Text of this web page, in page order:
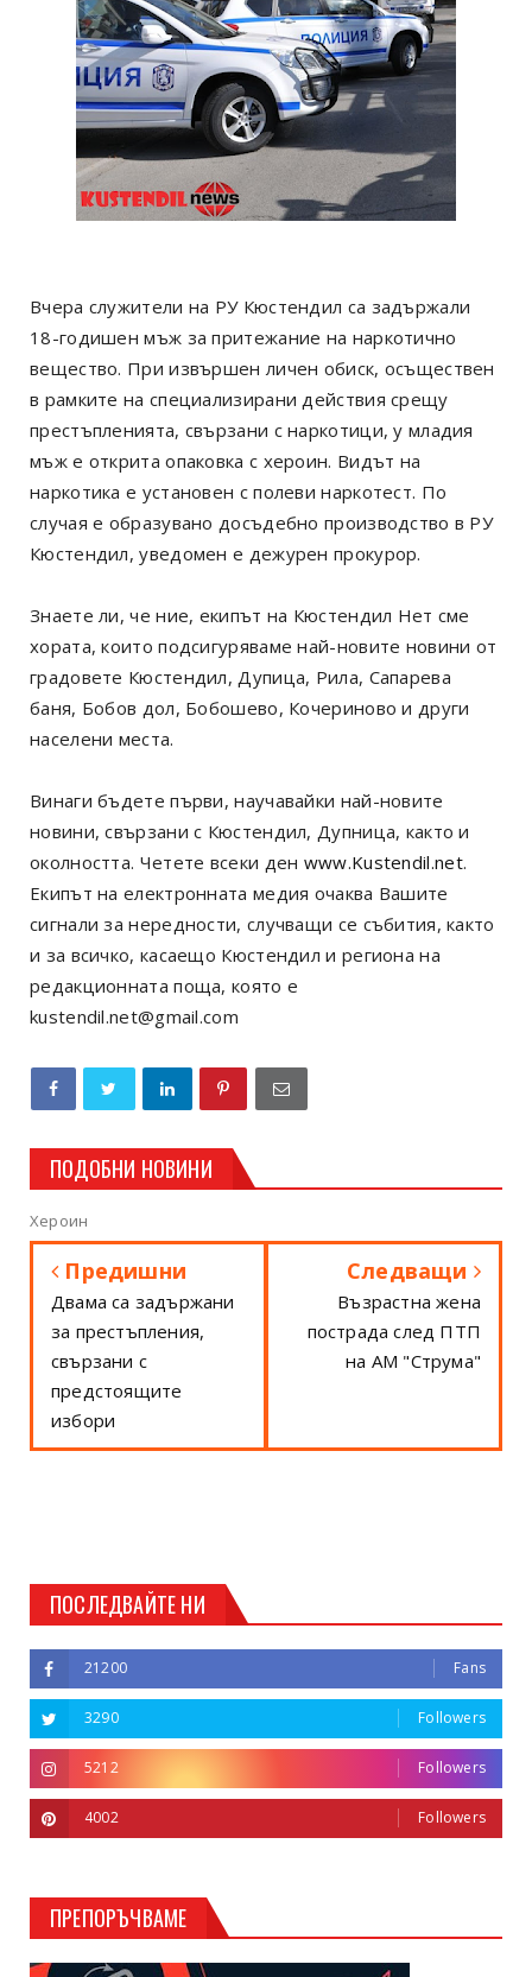
Вчера служители на РУ Кюстендил са задържали
18-годишен мъж за притежание на наркотично
вещество. При извършен личен обиск, осъществен
в рамките на специализирани действия срещу
престъпленията, свързани с наркотици, у младия
мъж е открита опаковка с хероин. Видът на
наркотика е установен с полеви наркотест. По
случая е образувано досъдебно производство в РУ
Кюстендил, уведомен е дежурен прокурор.
Знаете ли, че ние, екипът на Кюстендил Нет сме
хората, които подсигуряваме най-новите новини от
градовете Кюстендил, Дупица, Рила, Сапарева
баня, Бобов дол, Бобошево, Кочериново и други
населени места.
Винаги бъдете първи, научавайки най-новите
новини, свързани с Кюстендил, Дупница, както и
околността. Четете всеки ден www.Kustendil.net.
Екипът на електронната медия очаква Вашите
сигнали за нередности, случващи се събития, както
и за всичко, касаещо Кюстендил и региона на
редакционната поща, която е
kustendil.net@gmail.com
ПОДОБНИ НОВИНИ
Хероин
Предишни
Двама са задържани
за престъпления,
свързани с
предстоящите
избори
Следващи
Възрастна жена
пострада след ПТП
на АМ "Струма"
ПОСЛЕДВАЙТЕ НИ
21200 Fans
3290 Followers
5212 Followers
4002 Followers
ПРЕПОРЪЧВАМЕ